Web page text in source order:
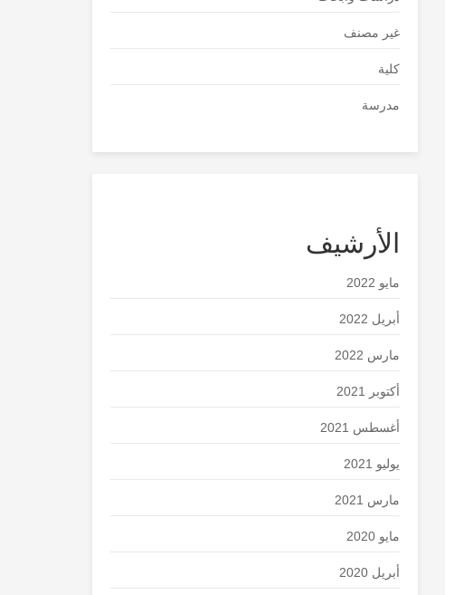
غير مصنف
كلية
مدرسة
الأرشيف
مايو 2022
أبريل 2022
مارس 2022
أكتوبر 2021
أغسطس 2021
يوليو 2021
مارس 2021
مايو 2020
أبريل 2020